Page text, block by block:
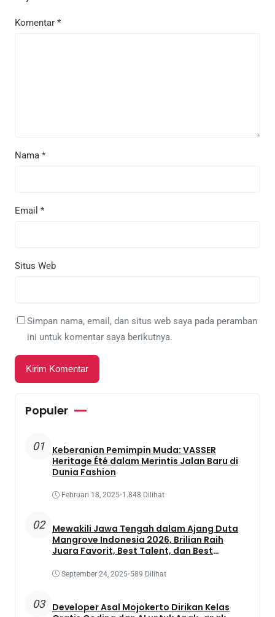
Komentar *
Nama *
Email *
Situs Web
Simpan nama, email, dan situs web saya pada peramban
ini untuk komentar saya berikutnya.
Populer
01
Keberanian Pemimpin Muda: VASSER
Heritage Été dalam Merintis Jalan Baru di
Dunia Fashion
Februari 18, 2025•1.848 Dilihat
02
Mewakili Jawa Tengah dalam Ajang Duta
Mangrove Indonesia 2026, Brilian Raih
Juara Favorit, Best Talent, dan Best
September 24, 2025•589 Dilihat
03
Developer Asal Mojokerto Dirikan Kelas